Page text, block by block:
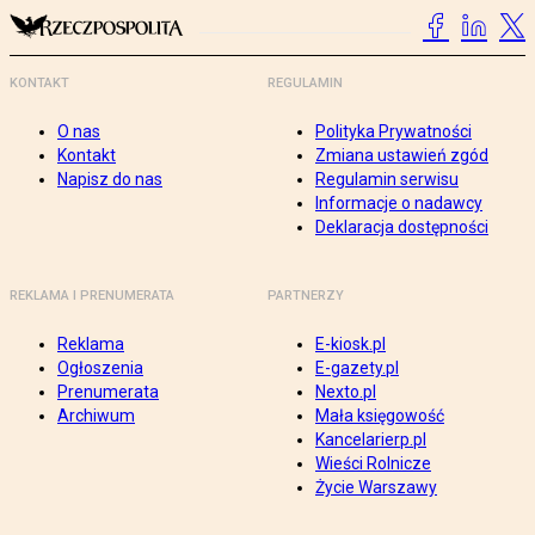
KONTAKT
O nas
Kontakt
Napisz do nas
REGULAMIN
Polityka Prywatności
Zmiana ustawień zgód
Regulamin serwisu
Informacje o nadawcy
Deklaracja dostępności
REKLAMA I PRENUMERATA
Reklama
Ogłoszenia
Prenumerata
Archiwum
PARTNERZY
E-kiosk.pl
E-gazety.pl
Nexto.pl
Mała księgowość
Kancelarierp.pl
Wieści Rolnicze
Życie Warszawy